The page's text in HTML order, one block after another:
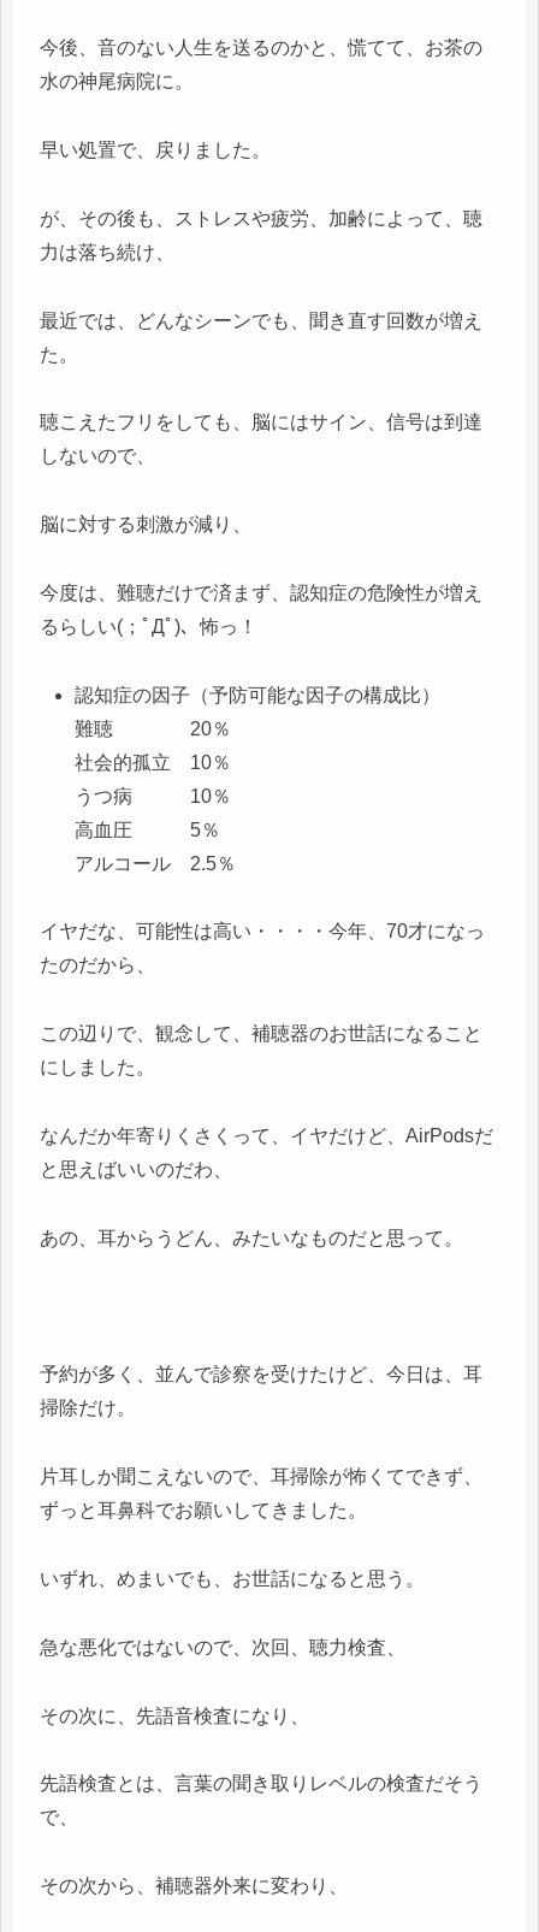
今後、音のない人生を送るのかと、慌てて、お茶の
水の神尾病院に。
早い処置で、戻りました。
が、その後も、ストレスや疲労、加齢によって、聴
力は落ち続け、
最近では、どんなシーンでも、聞き直す回数が増え
た。
聴こえたフリをしても、脳にはサイン、信号は到達
しないので、
脳に対する刺激が減り、
今度は、難聴だけで済まず、認知症の危険性が増え
るらしい(；ﾟДﾟ)、怖っ！
認知症の因子（予防可能な因子の構成比）
難聴 20％
社会的孤立 10％
うつ病 10％
高血圧 5％
アルコール 2.5％
イヤだな、可能性は高い・・・・今年、70才になっ
たのだから、
この辺りで、観念して、補聴器のお世話になること
にしました。
なんだか年寄りくさくって、イヤだけど、AirPodsだ
と思えばいいのだわ、
あの、耳からうどん、みたいなものだと思って。
予約が多く、並んで診察を受けたけど、今日は、耳
掃除だけ。
片耳しか聞こえないので、耳掃除が怖くてできず、
ずっと耳鼻科でお願いしてきました。
いずれ、めまいでも、お世話になると思う。
急な悪化ではないので、次回、聴力検査、
その次に、先語音検査になり、
先語検査とは、言葉の聞き取りレベルの検査だそう
で、
その次から、補聴器外来に変わり、